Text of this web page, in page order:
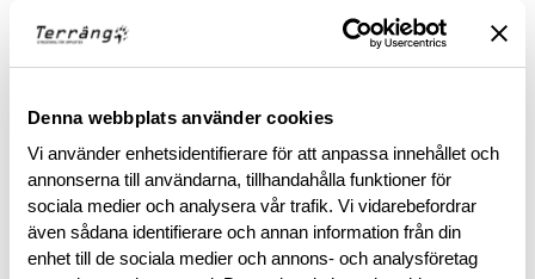
Denna webbplats använder cookies
Vi använder enhetsidentifierare för att anpassa innehållet och
annonserna till användarna, tillhandahålla funktioner för
sociala medier och analysera vår trafik. Vi vidarebefordrar
även sådana identifierare och annan information från din
enhet till de sociala medier och annons- och analysföretag
BESKRIVNING
RECENSIONER
OM VARUMÄRKET